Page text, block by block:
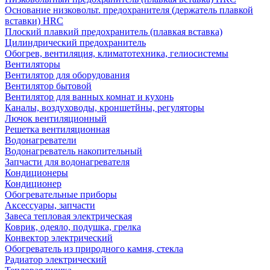
Основание низковольт. предохранителя (держатель плавкой
вставки) HRC
Плоский плавкий предохранитель (плавкая вставка)
Цилиндрический предохранитель
Обогрев, вентиляция, климатотехника, гелиосистемы
Вентиляторы
Вентилятор для оборудования
Вентилятор бытовой
Вентилятор для ванных комнат и кухонь
Каналы, воздуховоды, кроншетйны, регуляторы
Лючок вентиляционный
Решетка вентиляционная
Водонагреватели
Водонагреватель накопительный
Запчасти для водонагревателя
Кондиционеры
Кондиционер
Обогревательные приборы
Аксессуары, запчасти
Завеса тепловая электрическая
Коврик, одеяло, подушка, грелка
Конвектор электрический
Обогреватель из природного камня, стекла
Радиатор электрический